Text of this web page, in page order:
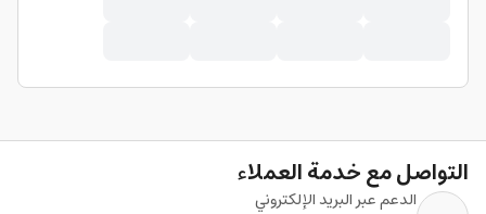
التواصل مع خدمة العملاء
الدعم عبر البريد الإلكتروني